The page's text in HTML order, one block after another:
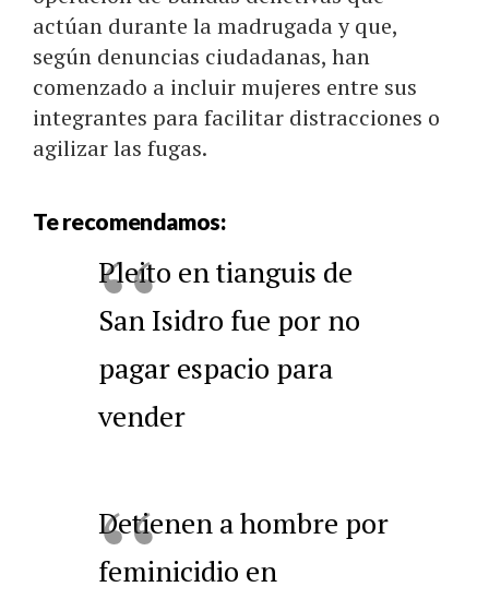
actúan durante la madrugada y que,
según denuncias ciudadanas, han
comenzado a incluir mujeres entre sus
integrantes para facilitar distracciones o
agilizar las fugas.
Te recomendamos:
Pleito en tianguis de
San Isidro fue por no
pagar espacio para
vender
Detienen a hombre por
feminicidio en